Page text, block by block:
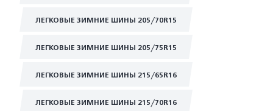
ЛЕГКОВЫЕ ЗИМНИЕ ШИНЫ 205/70R15
ЛЕГКОВЫЕ ЗИМНИЕ ШИНЫ 205/75R15
ЛЕГКОВЫЕ ЗИМНИЕ ШИНЫ 215/65R16
ЛЕГКОВЫЕ ЗИМНИЕ ШИНЫ 215/70R16